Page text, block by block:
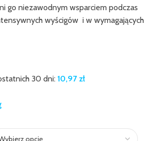
go niezawodnym wsparciem podczas
wyścigów i w wymagających
30 dni: 10,97 zł